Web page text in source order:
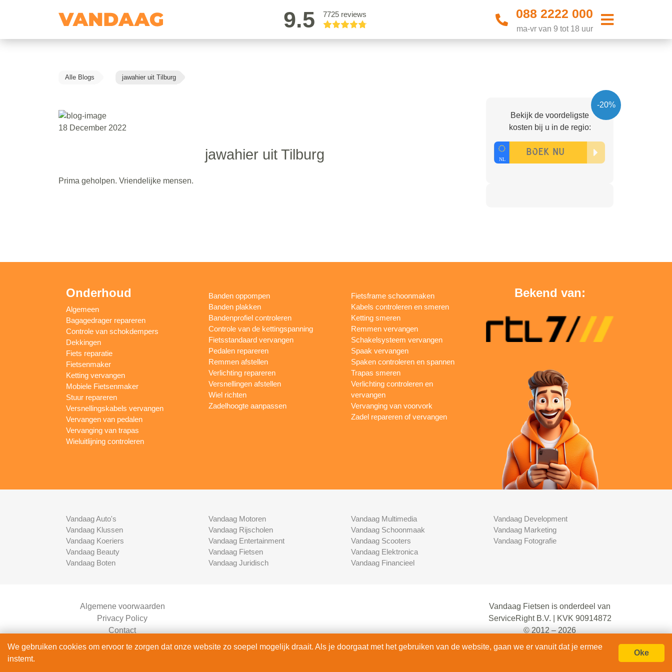
9.5 7725 reviews 088 2222 000
ma-vr van 9 tot 18 uur
Alle Blogs jawahier uit Tilburg
18 December 2022
jawahier uit Tilburg
Prima geholpen. Vriendelijke mensen.
-20%
Bekijk de voordeligste
kosten bij u in de regio:
Onderhoud
Algemeen
Bagagedrager repareren
Controle van schokdempers
Dekkingen
Fiets reparatie
Fietsenmaker
Ketting vervangen
Mobiele Fietsenmaker
Stuur repareren
Versnellingskabels vervangen
Vervangen van pedalen
Vervanging van trapas
Wieluitlijning controleren
Banden oppompen
Banden plakken
Bandenprofiel controleren
Controle van de kettingspanning
Fietsstandaard vervangen
Pedalen repareren
Remmen afstellen
Verlichting repareren
Versnellingen afstellen
Wiel richten
Zadelhoogte aanpassen
Fietsframe schoonmaken
Kabels controleren en smeren
Ketting smeren
Remmen vervangen
Schakelsysteem vervangen
Spaak vervangen
Spaken controleren en spannen
Trapas smeren
Verlichting controleren en
vervangen
Vervanging van voorvork
Zadel repareren of vervangen
Bekend van:
Vandaag Auto's
Vandaag Klussen
Vandaag Koeriers
Vandaag Beauty
Vandaag Boten
Vandaag Motoren
Vandaag Rijscholen
Vandaag Entertainment
Vandaag Fietsen
Vandaag Juridisch
Vandaag Multimedia
Vandaag Schoonmaak
Vandaag Scooters
Vandaag Elektronica
Vandaag Financieel
Vandaag Development
Vandaag Marketing
Vandaag Fotografie
Algemene voorwaarden
Privacy Policy
Contact
Bedrijven Inlog
Vandaag Fietsen is onderdeel van
ServiceRight B.V. | KVK 90914872
© 2012 – 2026
alle rechten voorbehouden.
We gebruiken cookies om ervoor te zorgen dat onze website zo soepel mogelijk draait. Als je doorgaat met het gebruiken van de website, gaan we er vanuit dat je ermee
instemt.
Oke